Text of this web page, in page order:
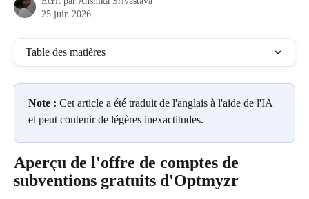
25 juin 2026
Table des matières
Note : Cet article a été traduit de l'anglais à l'aide de l'IA
et peut contenir de légères inexactitudes.
Aperçu de l'offre de comptes de
subventions gratuits d'Optmyzr